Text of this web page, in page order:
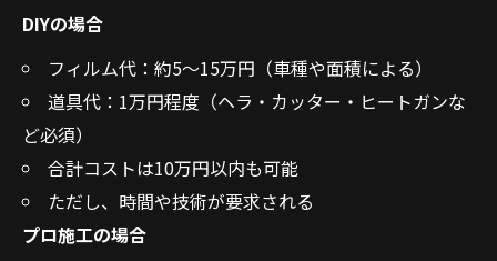
DIYの場合
フィルム代：約5〜15万円（車種や面積による）
道具代：1万円程度（ヘラ・カッター・ヒートガンな
ど必須）
合計コストは10万円以内も可能
ただし、時間や技術が要求される
プロ施工の場合